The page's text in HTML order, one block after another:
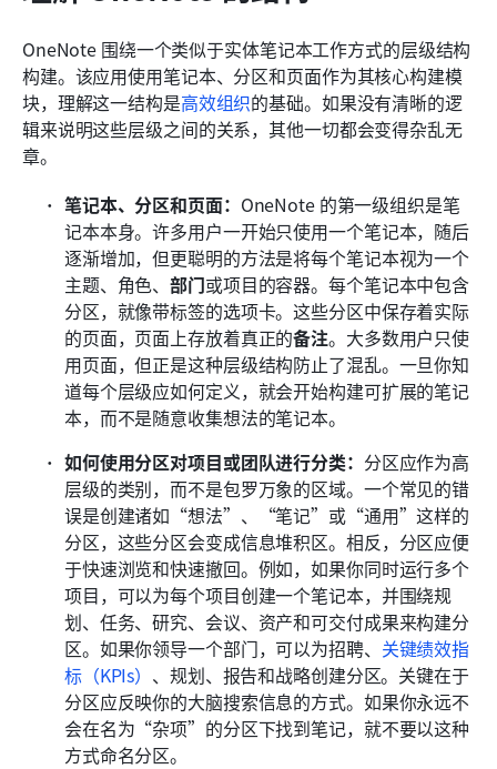
OneNote 围绕一个类似于实体笔记本工作方式的层级结构
构建。该应用使用笔记本、分区和页面作为其核心构建模
块，理解这一结构是高效组织的基础。如果没有清晰的逻
辑来说明这些层级之间的关系，其他一切都会变得杂乱无
章。
笔记本、分区和页面： OneNote 的第一级组织是笔
记本本身。许多用户一开始只使用一个笔记本，随后
逐渐增加，但更聪明的方法是将每个笔记本视为一个
主题、角色、部门或项目的容器。每个笔记本中包含
分区，就像带标签的选项卡。这些分区中保存着实际
的页面，页面上存放着真正的备注。大多数用户只使
用页面，但正是这种层级结构防止了混乱。一旦你知
道每个层级应如何定义，就会开始构建可扩展的笔记
本，而不是随意收集想法的笔记本。
如何使用分区对项目或团队进行分类： 分区应作为高
层级的类别，而不是包罗万象的区域。一个常见的错
误是创建诸如“想法”、“笔记”或“通用”这样的
分区，这些分区会变成信息堆积区。相反，分区应便
于快速浏览和快速撤回。例如，如果你同时运行多个
项目，可以为每个项目创建一个笔记本，并围绕规
划、任务、研究、会议、资产和可交付成果来构建分
区。如果你领导一个部门，可以为招聘、 关键绩效指
标（KPIs） 、规划、报告和战略创建分区。关键在于
分区应反映你的大脑搜索信息的方式。如果你永远不
会在名为“杂项”的分区下找到笔记，就不要以这种
方式命名分区。